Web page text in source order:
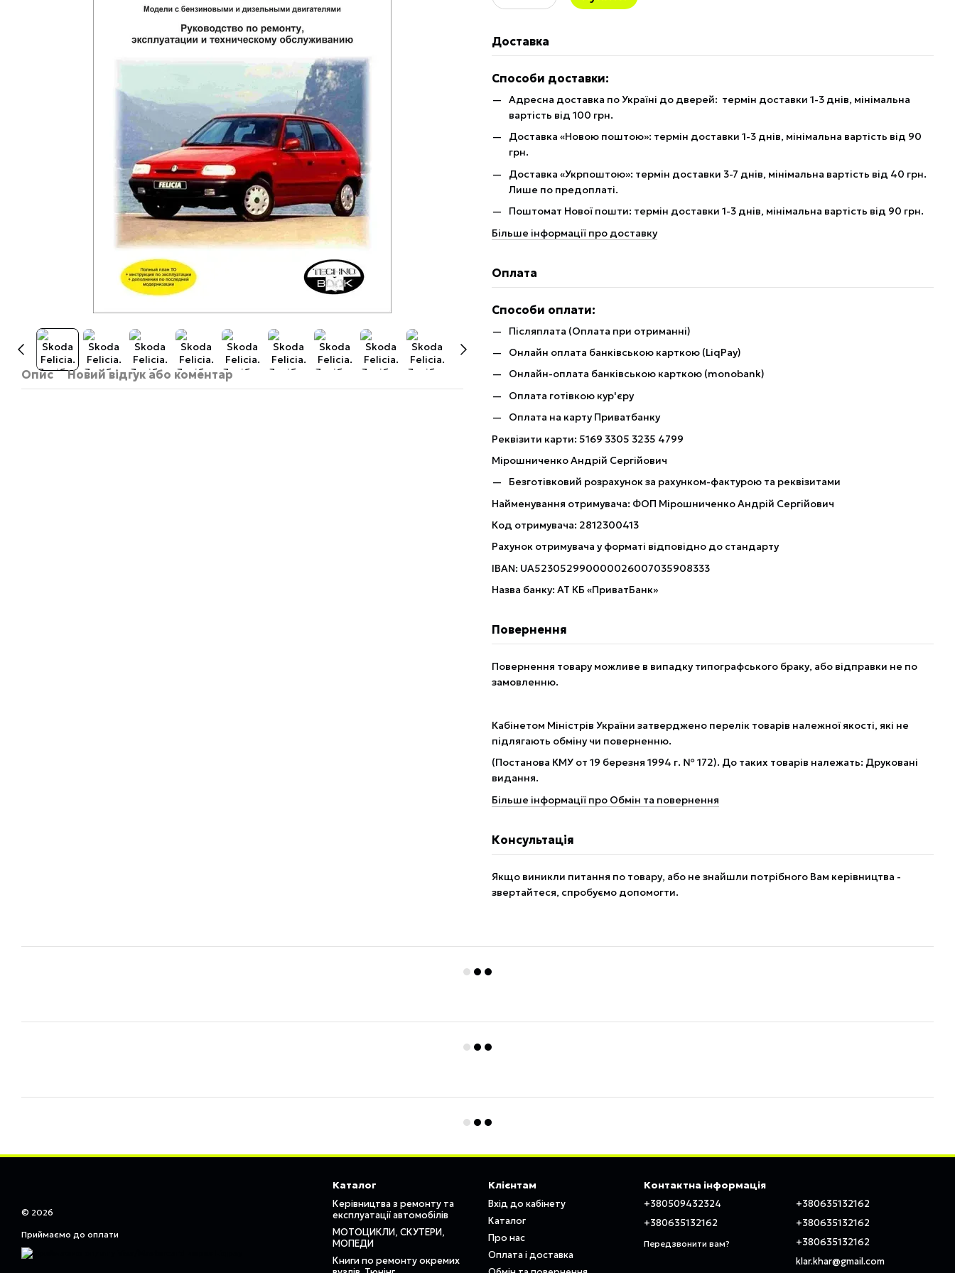
Опис Новий відгук або коментар
Доставка
Способи доставки:
Адресна доставка по Україні до дверей: термін доставки 1-3 днів, мінімальна
вартість від 100 грн.
Доставка «Новою поштою»: термін доставки 1-3 днів, мінімальна вартість від 90
грн.
Доставка «Укрпоштою»: термін доставки 3-7 днів, мінімальна вартість від 40 грн.
Лише по предоплаті.
Поштомат Нової пошти: термін доставки 1-3 днів, мінімальна вартість від 90 грн.
Більше інформації про доставку
Оплата
Способи оплати:
Післяплата (Оплата при отриманні)
Онлайн оплата банківською карткою (LiqPay)
Онлайн-оплата банківською карткою (monobank)
Оплата готівкою кур'єру
Оплата на карту Приватбанку
Реквізити карти: 5169 3305 3235 4799
Мірошниченко Андрій Сергійович
Безготівковий розрахунок за рахунком-фактурою та реквізитами
Найменування отримувача: ФОП Мірошниченко Андрій Сергійович
Код отримувача: 2812300413
Рахунок отримувача у форматі відповідно до стандарту
IBAN: UA523052990000026007035908333
Назва банку: АТ КБ «ПриватБанк»
Повернення
Повернення товару можливе в випадку типографського браку, або відправки не по
замовленню.
Кабінетом Міністрів України затверджено перелік товарів належної якості, які не
підлягають обміну чи поверненню.
(Постанова КМУ от 19 березня 1994 г. № 172). До таких товарів належать: Друковані
видання.
Більше інформації про Обмін та повернення
Консультація
Якщо виникли питання по товару, або не знайшли потрібного Вам керівництва -
звертайтеся, спробуємо допомогти.
© 2026
Приймаємо до оплати
Каталог
Керівництва з ремонту та
експлуатації автомобілів
МОТОЦИКЛИ, СКУТЕРИ,
МОПЕДИ
Книги по ремонту окремих
Клієнтам
Вхід до кабінету
Каталог
Про нас
Оплата і доставка
Контактна інформація
+380509432324
+380635132162
Передзвонити вам?
+380635132162
+380635132162
+380635132162
klar.khar@gmail.com